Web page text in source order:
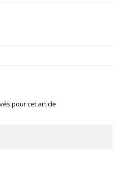
pour cet article